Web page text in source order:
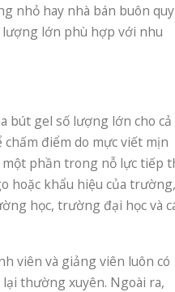
nhỏ hay nhà bán buôn quy
lượng lớn phù hợp với nhu
bút gel số lượng lớn cho cả
điểm do mực viết mịn
phần trong nỗ lực tiếp
hoặc khẩu hiệu của trường,
học, trường đại học và
viên và giảng viên luôn có
thường xuyên. Ngoài ra,